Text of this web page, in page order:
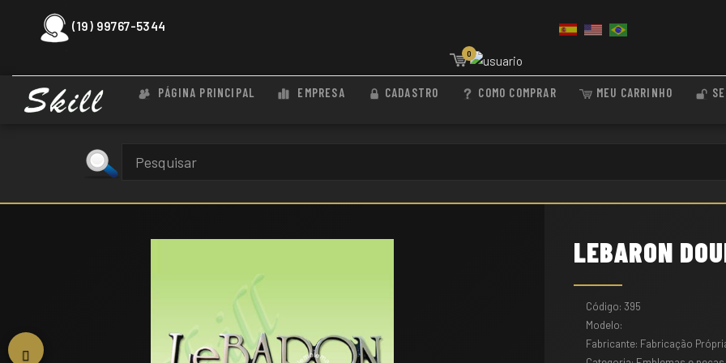
(19) 99767-5344
0
PÁGINA PRINCIPAL EMPRESA CADASTRO COMO COMPRAR MEU CARRINHO
FORD OVAL
Código: 30
Modelo:
Fabricante: Fabricação
Voltar